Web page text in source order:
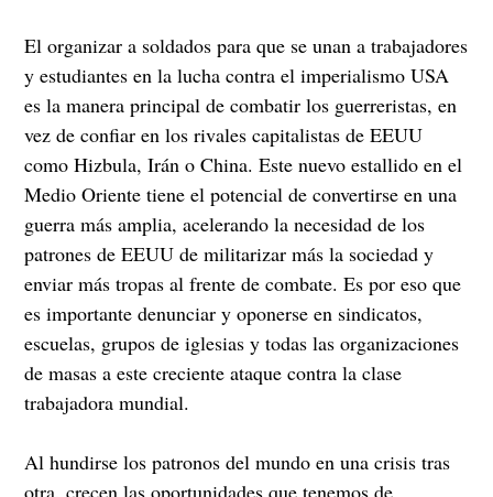
El organizar a soldados para que se unan a trabajadores
y estudiantes en la lucha contra el imperialismo USA
es la manera principal de combatir los guerreristas, en
vez de confiar en los rivales capitalistas de EEUU
como Hizbula, Irán o China. Este nuevo estallido en el
Medio Oriente tiene el potencial de convertirse en una
guerra más amplia, acelerando la necesidad de los
patrones de EEUU de militarizar más la sociedad y
enviar más tropas al frente de combate. Es por eso que
es importante denunciar y oponerse en sindicatos,
escuelas, grupos de iglesias y todas las organizaciones
de masas a este creciente ataque contra la clase
trabajadora mundial.
Al hundirse los patronos del mundo en una crisis tras
otra, crecen las oportunidades que tenemos de